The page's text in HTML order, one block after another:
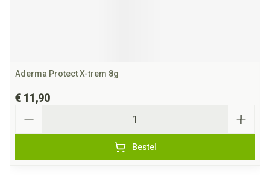
Aderma Protect X-trem 8g
€ 11,90
Bestel